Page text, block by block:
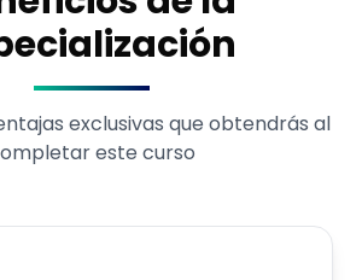
exclusivas que obtendrás al
este curso